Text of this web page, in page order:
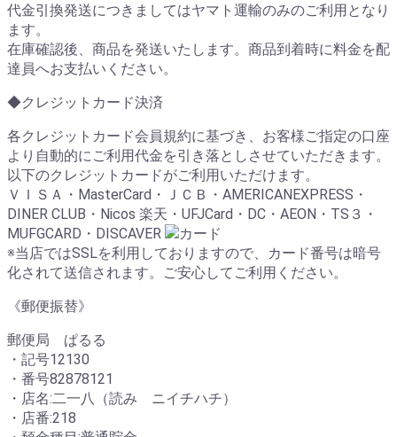
代金引換発送につきましてはヤマト運輸のみのご利用となり
ます。
在庫確認後、商品を発送いたします。商品到着時に料金を配
達員へお支払いください。
◆クレジットカード決済
各クレジットカード会員規約に基づき、お客様ご指定の口座
より自動的にご利用代金を引き落としさせていただきます。
以下のクレジットカードがご利用いただけます。
ＶＩＳＡ・MasterCard・ＪＣＢ・AMERICANEXPRESS・
DINER CLUB・Nicos 楽天・UFJCard・DC・AEON・TS３・
MUFGCARD・DISCAVER
※当店ではSSLを利用しておりますので、カード番号は暗号
化されて送信されます。ご安心してご利用ください。
《郵便振替》
郵便局 ぱるる
・記号12130
・番号82878121
・店名:二一八（読み ニイチハチ）
・店番:218